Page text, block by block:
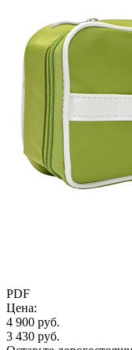
PDF
Цена:
4 900 руб.
3 430 руб.